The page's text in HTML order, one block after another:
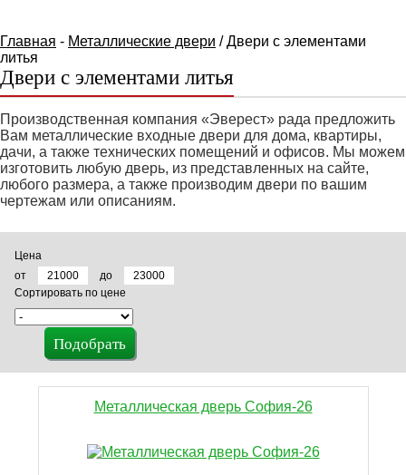
Главная - Металлические двери / Двери с элементами
литья
Двери с элементами литья
Производственная компания «Эверест» рада предложить
Вам металлические входные двери для дома, квартиры,
дачи, а также технических помещений и офисов. Мы можем
изготовить любую дверь, из представленных на сайте,
любого размера, а также производим двери по вашим
чертежам или описаниям.
Цена
от
до
Сортировать по цене
Металлическая дверь София-26